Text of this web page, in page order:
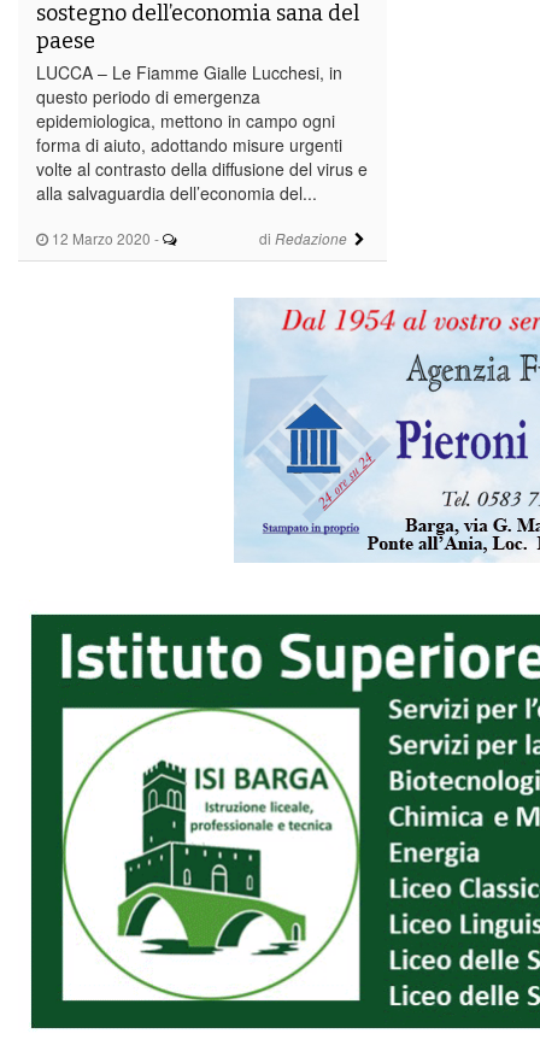
12 Marzo 2020 - di Redazione
sostegno dell’economia sana del
paese
LUCCA – Le Fiamme Gialle Lucchesi, in
questo periodo di emergenza
epidemiologica, mettono in campo ogni
forma di aiuto, adottando misure urgenti
volte al contrasto della diffusione del virus e
alla salvaguardia dell’economia del...